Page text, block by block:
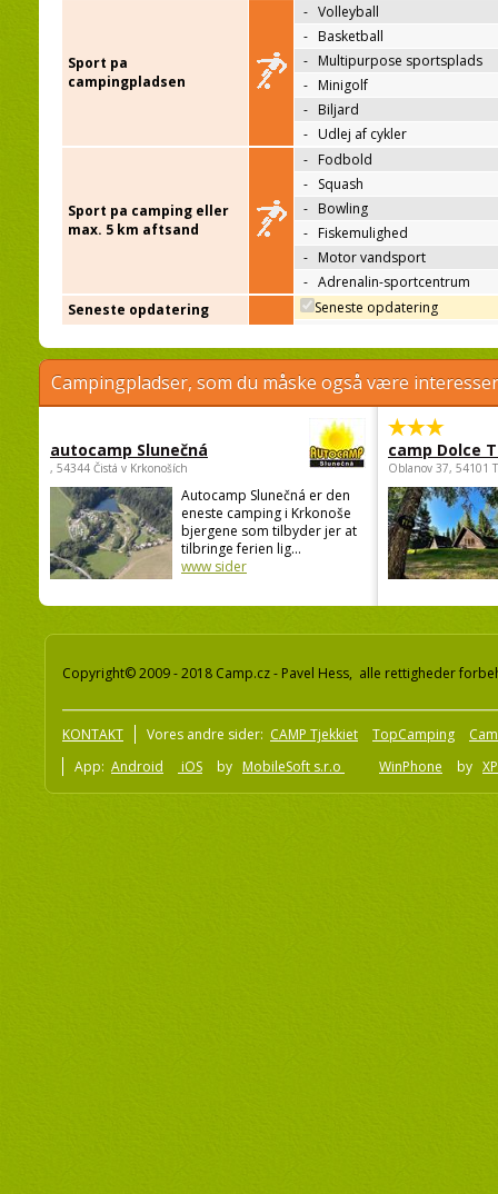
Sport pa
campingpladsen
- Volleyball
- Basketball
- Multipurpose sportsplads
- Minigolf
- Biljard
- Udlej af cykler
Sport pa camping eller
max. 5 km aftsand
- Fodbold
- Squash
- Bowling
- Fiskemulighed
- Motor vandsport
- Adrenalin-sportcentrum
Seneste opdatering
Seneste opdatering
Campingpladser, som du måske også være
autocamp Slunečná
, 54344 Čistá v Krkonoších
Autocamp Slunečná er den
eneste camping i Krkonoše
bjergene som tilbyder jer at
tilbringe ferien lig...
www sider
camp Dolce
Oblanov 37, 54101
Copyright© 2009 - 2018 Camp.cz - Pavel Hess, alle rettigheder
KONTAKT Vores andre sider: CAMP Tjekkiet TopCamping
App: Android iOS by MobileSoft s.r.o WinPhone by